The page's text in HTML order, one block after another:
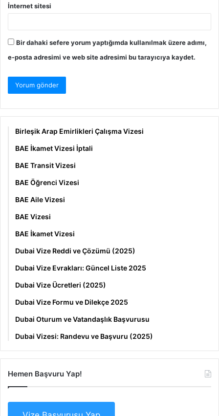
İnternet sitesi
Bir dahaki sefere yorum yaptığımda kullanılmak üzere adımı,
e-posta adresimi ve web site adresimi bu tarayıcıya kaydet.
Birleşik Arap Emirlikleri Çalışma Vizesi
BAE İkamet Vizesi İptali
BAE Transit Vizesi
BAE Öğrenci Vizesi
BAE Aile Vizesi
BAE Vizesi
BAE İkamet Vizesi
Dubai Vize Reddi ve Çözümü (2025)
Dubai Vize Evrakları: Güncel Liste 2025
Dubai Vize Ücretleri (2025)
Dubai Vize Formu ve Dilekçe 2025
Dubai Oturum ve Vatandaşlık Başvurusu
Dubai Vizesi: Randevu ve Başvuru (2025)
Hemen Başvuru Yap!